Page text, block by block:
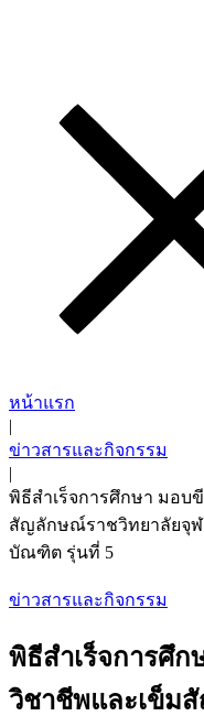
หน้าแรก
|
ข่าวสารและกิจกรรม
|
พิธีสำเร็จการศึกษา มอบ
สัญลักษณ์ราชวิทยาลัยจุ
บัณฑิต รุ่นที่ 5
ข่าวสารและกิจกรรม
พิธีสำเร็จการศึ
วิชาชีพและเข็ม